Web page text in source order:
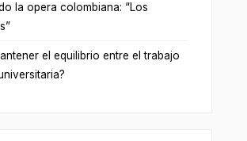
la opera colombiana: “Los
el equilibrio entre el trabajo